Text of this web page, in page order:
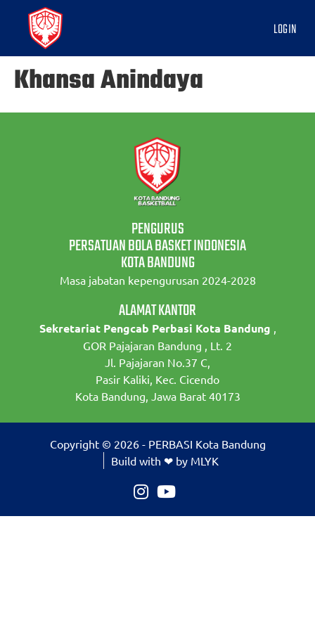
LOGIN
Khansa Anindaya
PENGURUS
PERSATUAN BOLA BASKET INDONESIA
KOTA BANDUNG
Masa jabatan kepengurusan 2024-2028
ALAMAT KANTOR
Sekretariat Pengcab Perbasi Kota Bandung ,
GOR Pajajaran Bandung , Lt. 2
Jl. Pajajaran No.37 C,
Pasir Kaliki, Kec. Cicendo
Kota Bandung, Jawa Barat 40173
Copyright © 2026 - PERBASI Kota Bandung
Build with ❤ by MLYK